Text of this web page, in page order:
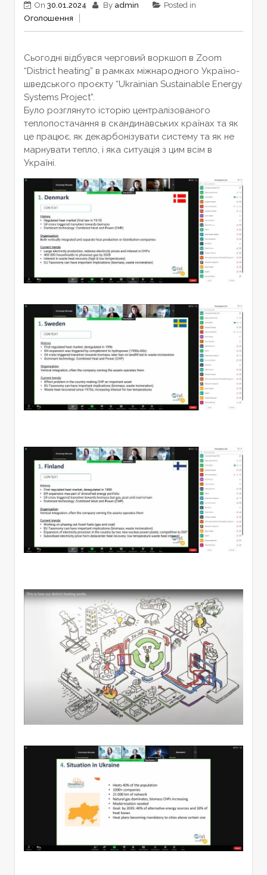
On 30.01.2024 By admin
Posted in
Оголошення
Сьогодні відбувся черговий воркшоп в Zoom
“District heating” в рамках міжнародного Україно-
шведського проєкту “Ukrainian Sustainable Energy
Systems Project”.
Було розглянуто історію централізованого
теплопостачання в скандинавських країнах та як
це працює, як декарбонізувати систему та як не
марнувати тепло, і яка ситуація з цим всім в
Україні.